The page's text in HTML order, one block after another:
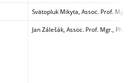
Svätopluk Mikyta, Assoc. Prof. Mgr.
Jan Zálešák, Assoc. Prof. Mgr., Ph.D.